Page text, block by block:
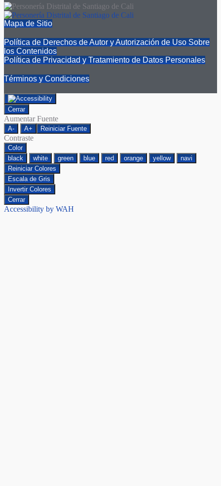
Mapa de Sitio
Política de Derechos de Autor y Autorización de Uso Sobre
los Contenidos
Política de Privacidad y Tratamiento de Datos Personales
Términos y Condiciones
Cerrar
Aumentar Fuente
A- A+ Reiniciar Fuente
Contraste
Color
black
white green blue red orange yellow
navi
Reiniciar Colores
Escala de Gris
Invertir Colores
Cerrar
Accessibility by WAH